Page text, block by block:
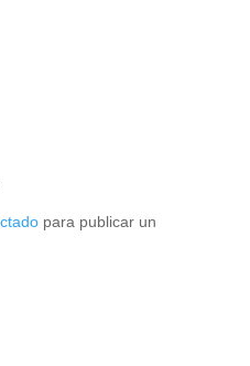
para publicar un